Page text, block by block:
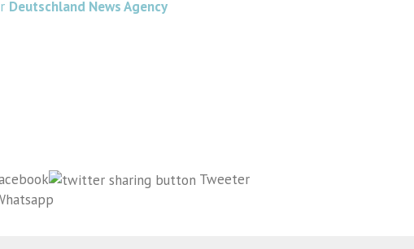
Deutschland News Agency
Tweeter